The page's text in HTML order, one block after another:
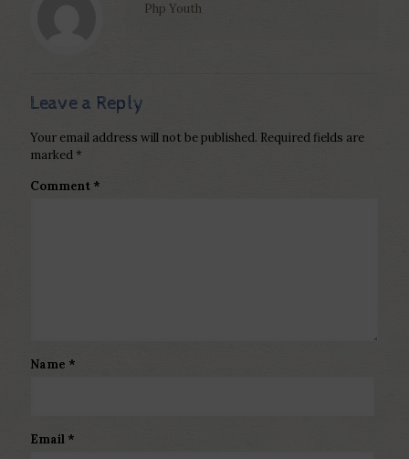
Php Youth
Leave a Reply
Your email address will not be published. Required fields are
marked *
Comment *
Name *
Email *